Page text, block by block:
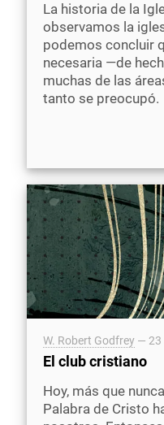
La historia de la
observamos la
podemos concluir
necesaria —de
muchas de las
tanto se preocupó.
W. Robert Godfrey — 23
El club cristiano
Hoy, más que
Palabra de Cristo